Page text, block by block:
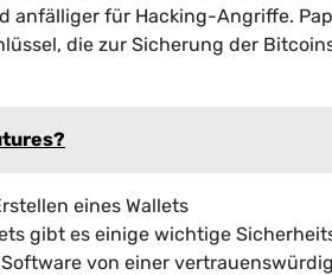
anfälliger für Hacking-Angriffe.
die zur Sicherung der
eines Wallets
gibt es einige wichtige
von einer